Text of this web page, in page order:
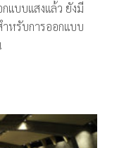
แบบแสงแล้ว ยังมี
หรับการออกแบบ